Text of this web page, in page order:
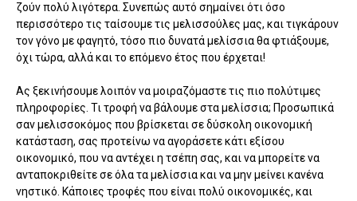
ζούν πολύ λιγότερα. Συνεπώς αυτό σημαίνει ότι όσο
περισσότερο τις ταίσουμε τις μελισσούλες μας, και τιγκάρουν
τον γόνο με φαγητό, τόσο πιο δυνατά μελίσσια θα φτιάξουμε,
όχι τώρα, αλλά και το επόμενο έτος που έρχεται!
Ας ξεκινήσουμε λοιπόν να μοιραζόμαστε τις πιο πολύτιμες
πληροφορίες. Τι τροφή να βάλουμε στα μελίσσια; Προσωπικά
σαν μελισσοκόμος που βρίσκεται σε δύσκολη οικονομική
κατάσταση, σας προτείνω να αγοράσετε κάτι εξίσου
οικονομικό, που να αντέχει η τσέπη σας, και να μπορείτε να
ανταποκριθείτε σε όλα τα μελίσσια και να μην μείνει κανένα
νηστικό. Κάποιες τροφές που είναι πολύ οικονομικές, και